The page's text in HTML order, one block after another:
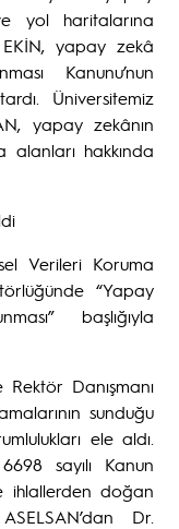
yol haritalarına
yapay zekâ
Kanunu’nun
Üniversitemiz
yapay zekânın
alanları hakkında
Verileri Koruma
“Yapay
başlığıyla
Danışmanı
sunduğu
ele aldı.
sayılı Kanun
ihlallerden doğan
Dr.